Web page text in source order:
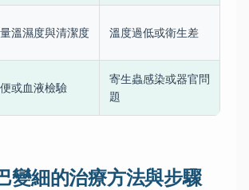
溫濕度與清潔度 溫度過低或衛生差
或血液檢驗
寄生蟲感染或器官問
題
變細的治療方法與步驟